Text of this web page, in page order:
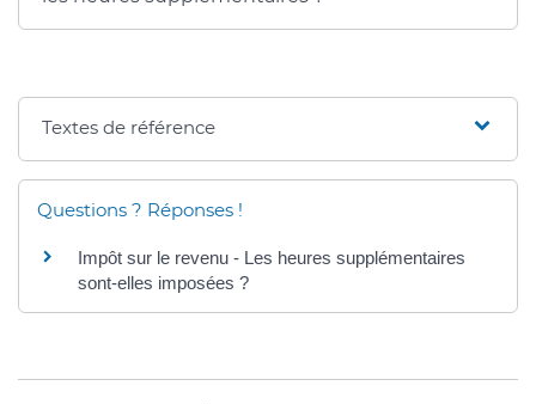
Textes de référence
Questions ? Réponses !
Impôt sur le revenu - Les heures supplémentaires
sont-elles imposées ?